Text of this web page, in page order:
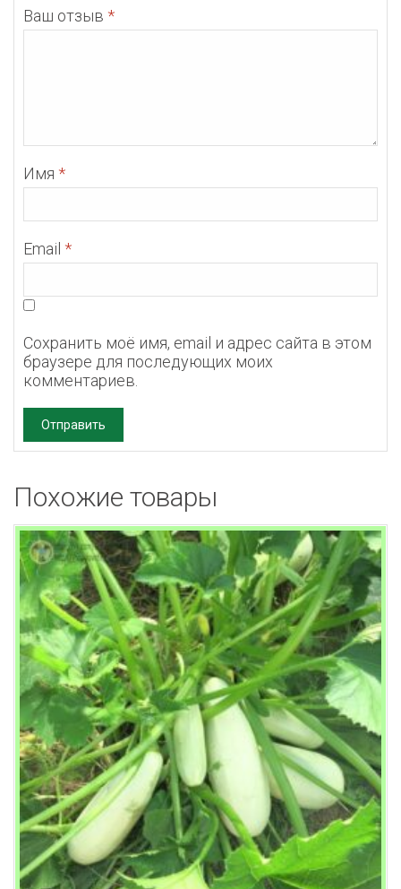
Ваш отзыв *
Имя *
Email *
Сохранить моё имя, email и адрес сайта в этом
браузере для последующих моих
комментариев.
Похожие товары